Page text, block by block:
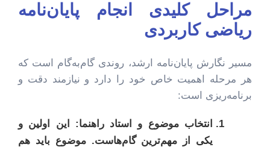
مراحل کلیدی انجام پایان‌نامه
ریاضی کاربردی
مسیر نگارش پایان‌نامه ارشد، روندی گام‌به‌گام است که
هر مرحله اهمیت خاص خود را دارد و نیازمند دقت و
برنامه‌ریزی است:
انتخاب موضوع و استاد راهنما: این اولین و
یکی از مهم‌ترین گام‌هاست. موضوع باید هم